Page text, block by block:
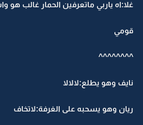
غلا:اه ياربي ماتعرفين الحمار غالب هو
قومي
^^^^^^^^
نايف وهو يطلع:لالالا
ريان وهو يسحبه على الغرفة:لاتخاف